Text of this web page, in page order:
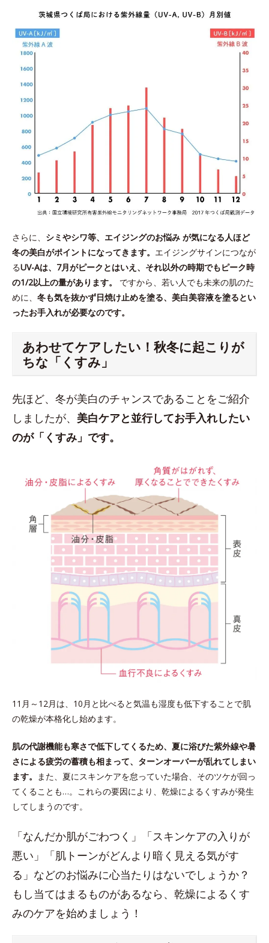
さらに、 シミやシワ等、エイジングのお悩み が気になる人ほど
冬の美白がポイントになってきます。 エイジングサインにつなが
るUV-Aは、7月がピークとはいえ、それ以外の時期でもピーク時
の1/2以上の量があります。
ですから、若い人でも未来の肌のた
めに、 冬も気を抜かず日焼け止めを塗る、美白美容液を塗るとい
ったお手入れが必要なのです。
あわせてケアしたい！秋冬に起こりが
ちな「くすみ」
先ほど、冬が美白のチャンスであることをご紹介
しましたが、 美白ケアと並行してお手入れしたい
のが「くすみ」です。
11月～12月は、10月と比べると気温も湿度も低下することで肌
の乾燥が本格化し始めます。
肌の代謝機能も寒さで低下してくるため、夏に浴びた紫外線や暑
さによる疲労の蓄積も相まって、ターンオーバーが乱れてしまい
ます。 また、夏にスキンケアを怠っていた場合、そのツケが回っ
てくることも…。これらの要因により、乾燥によるくすみが発生
してしまうのです。
「なんだか肌がごわつく」「スキンケアの入りが
悪い」「肌トーンがどんより暗く見える気がす
る」などのお悩みに心当たりはないでしょうか？
もし当てはまるものがあるなら、乾燥によるくす
みのケアを始めましょう！